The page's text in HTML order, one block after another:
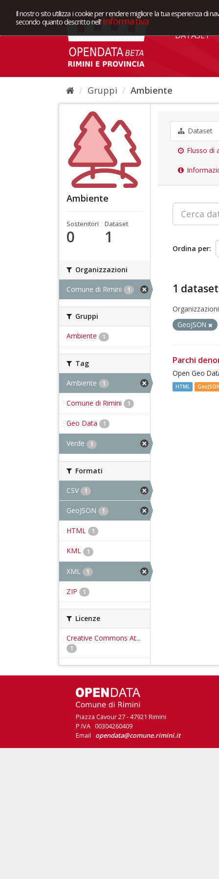
Il nostro sito utilizza i cookie per rendere migliore la tua esperienza di
secondo quanto descritto nell' Informativa
DATASET
Gruppi Ambiente
Ambiente
Sostenitori
0
Dataset
1
Organizzazioni
Comune di Rimini 1
Gruppi
Ambiente 1
Tag
Ambiente 1
Comune di Rimini 1
Geo Data 1
Verde 1
Formati
CSV 1
GeoJSON 1
HTML 1
KML 1
XML 1
ZIP 1
Licenze
Creative Commons At...
1
Dataset
Flusso di
Ordina per
1
GeoJSON
Parchi
Open Geo
HTML
Piazza Cavour 27 - 47921 Rimini
P.IVA 00304260409
Email opendata@comune.rimini.it